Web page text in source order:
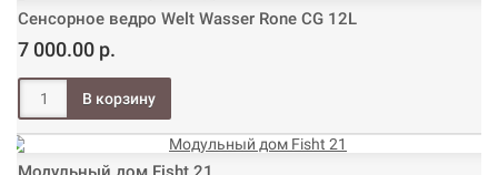
Сенсорное ведро Welt Wasser Rone CG 12L
7 000.00 р.